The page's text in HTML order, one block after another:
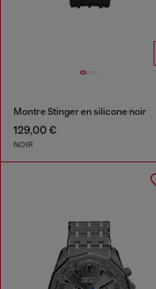
Montre Stinger en silicone noir
129,00 €
NOIR